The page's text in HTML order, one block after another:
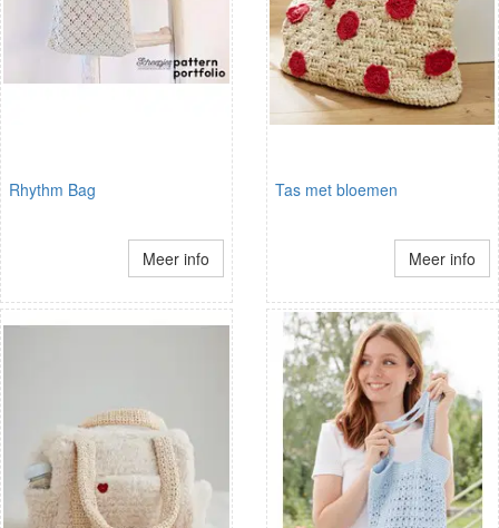
Rhythm Bag
Meer info
Tas met bloemen
Meer info